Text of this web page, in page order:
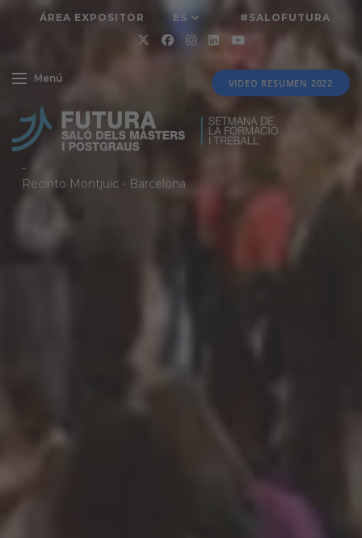
ÁREA EXPOSITOR ES #SALOFUTURA
Menú VIDEO RESUMEN 2022
-
Recinto Montjuïc - Barcelona